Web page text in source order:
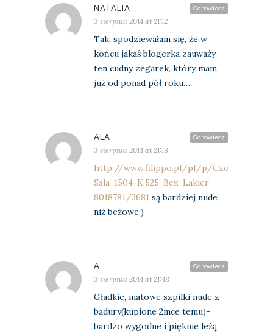
Odpowiedz
NATALIA
3 sierpnia 2014 at 21:12
Tak, spodziewałam się, że w
końcu jakaś blogerka zauważy
ten cudny zegarek, który mam
już od ponad pół roku…
Odpowiedz
ALA
3 sierpnia 2014 at 21:18
http://www.filippo.pl/pl/p/Czolenka-
Sala-1504-K.525-Bez-Lakier-
8018781/3681 są bardziej nude
niż beżowe:)
Odpowiedz
A
3 sierpnia 2014 at 21:48
Gładkie, matowe szpilki nude z
badury(kupione 2mce temu)-
bardzo wygodne i pięknie leżą.